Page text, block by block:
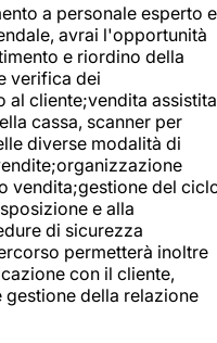
a personale esperto e
avrai l'opportunità
e riordino della
verifica dei
al cliente;vendita assistita
cassa, scanner per
diverse modalità di
vendita;gestione del
e alla
di sicurezza
permetterà inoltre
con il cliente,
della relazione